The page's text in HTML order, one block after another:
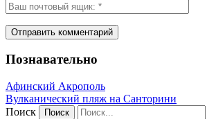
Познавательно
Афинский Акрополь
Вулканический пляж на Санторини
Поиск